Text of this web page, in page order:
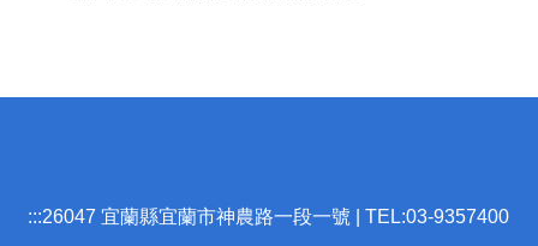
:::26047 宜蘭縣宜蘭市神農路一段一號 | TEL:03-9357400